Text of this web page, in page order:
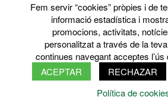
Avís legal
Privacy policy
Sobre el web
Directori de la UAB
© 2026 Vila Universitària UAB Tots
Fem servir “cookies” pròpies i de
informació estadística i
promocions, activitats,
personalitzat a través de la
continues navegant acceptes
ACEPTAR
RECHAZAR
Política de